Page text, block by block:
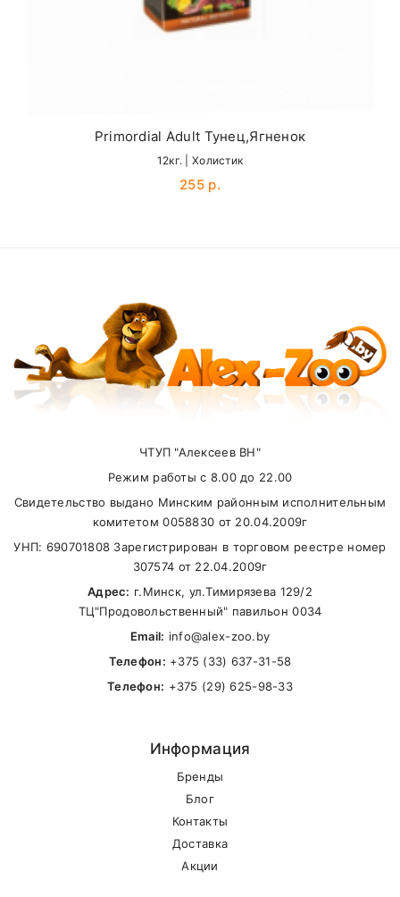
Внимание стоимость доставки зависит от
суммы заказа.
Самовывоз
В другие города Беларуси
Primordial Adult Тунец,Ягненок
12кг. | Холистик
255 р.
ЧТУП "Алексеев ВН"
Режим работы с 8.00 до 22.00
Свидетельство выдано Минским районным исполнительным
комитетом 0058830 от 20.04.2009г
УНП: 690701808 Зарегистрирован в торговом реестре номер
307574 от 22.04.2009г
Адрес: г.Минск, ул.Тимирязева 129/2
ТЦ"Продовольственный" павильон 0034
Email: info@alex-zoo.by
Телефон: +375 (33) 637-31-58
Телефон: +375 (29) 625-98-33
Информация
Бренды
Блог
Контакты
Доставка
Акции